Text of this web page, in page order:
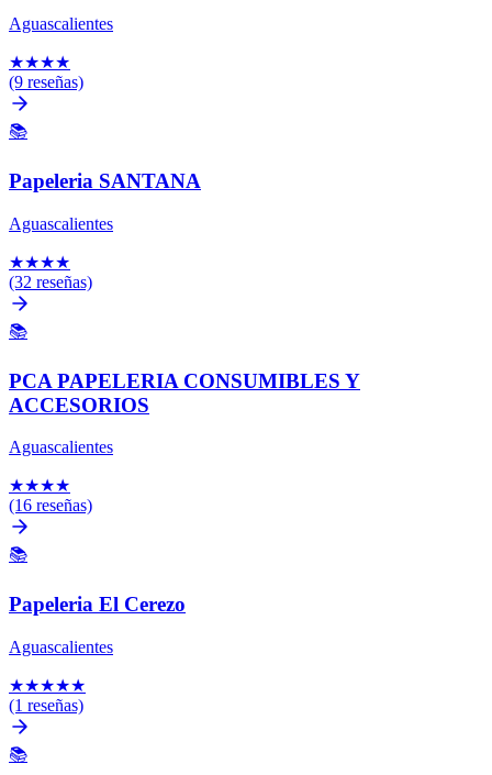
Aguascalientes
★★★★
(9 reseñas)
📚
Papeleria SANTANA
Aguascalientes
★★★★
(32 reseñas)
📚
PCA PAPELERIA CONSUMIBLES Y
ACCESORIOS
Aguascalientes
★★★★
(16 reseñas)
📚
Papeleria El Cerezo
Aguascalientes
★★★★★
(1 reseñas)
📚